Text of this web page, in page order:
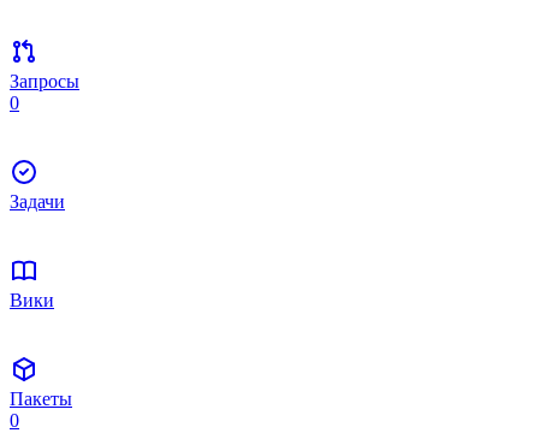
Запросы
0
Задачи
Вики
Пакеты
0